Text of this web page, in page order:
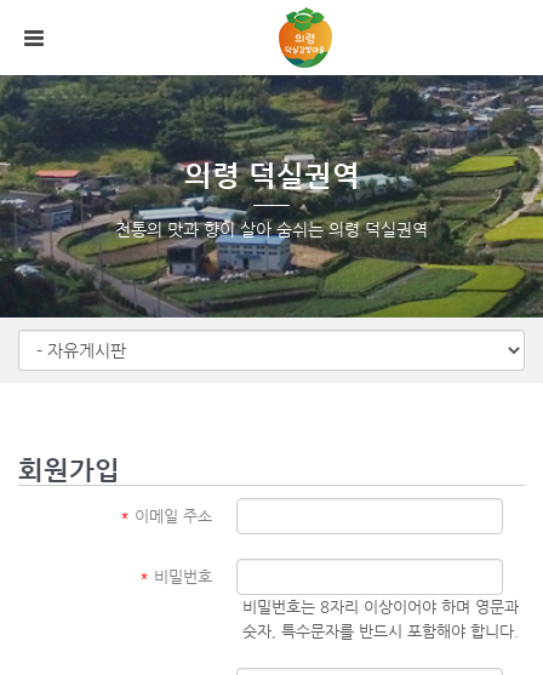
메뉴 건너뛰기
의령 덕실권역
전통의 맛과 향이 살아 숨쉬는 의령 덕실권역
회원가입
* 이메일 주소
* 비밀번호
비밀번호는 8자리 이상이어야 하며 영문과
숫자, 특수문자를 반드시 포함해야 합니다.